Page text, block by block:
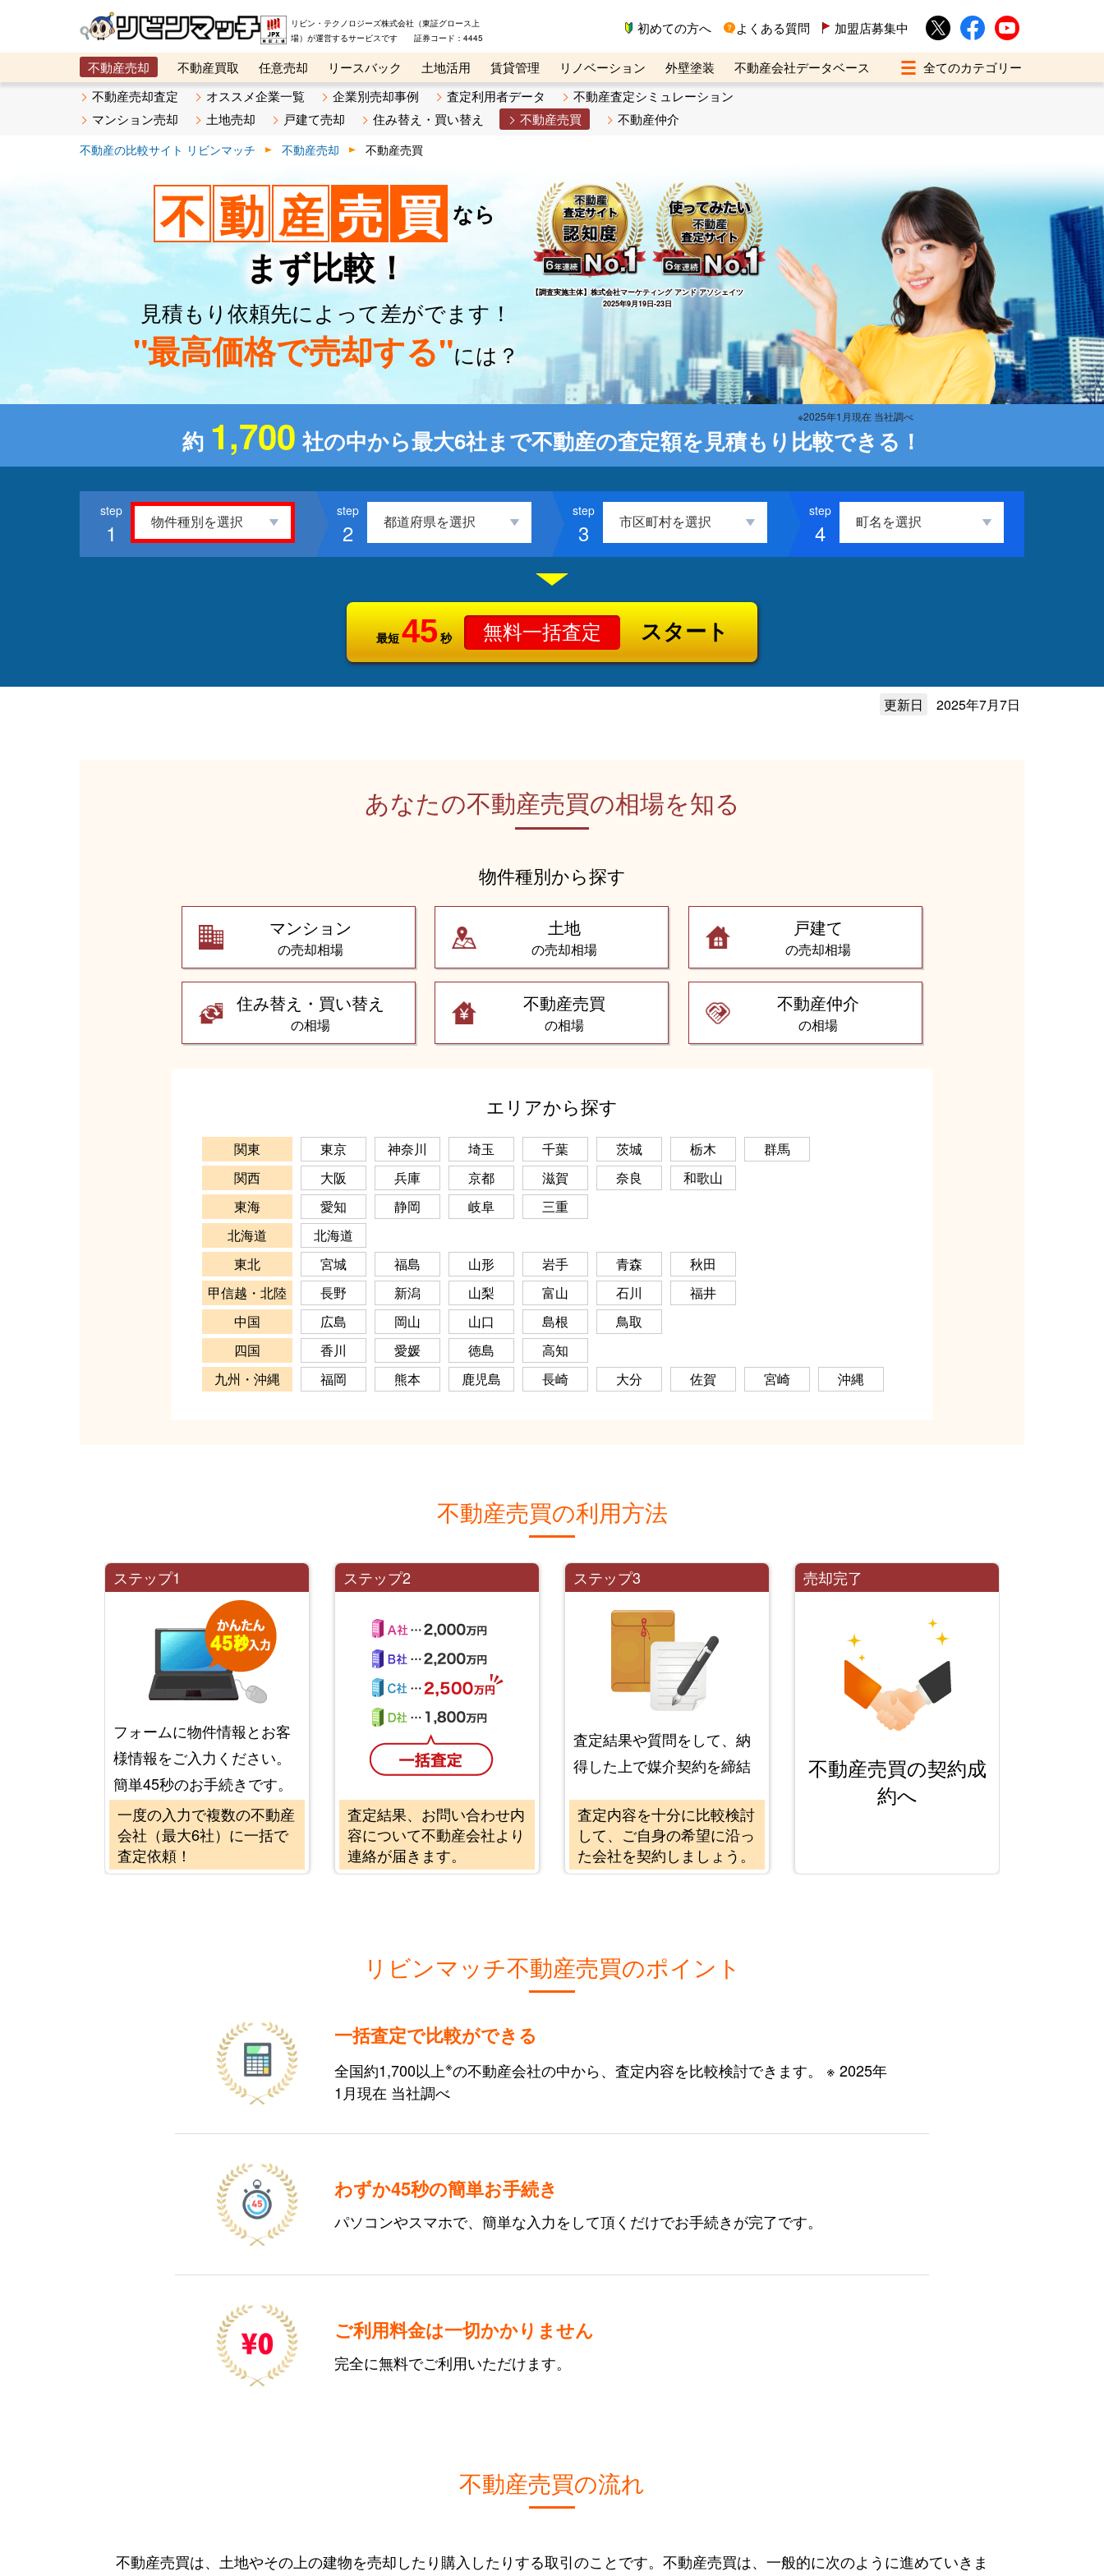
リビン・テクノロジーズ株式会社（東証グロース上
場）が運営するサービスです 証券コード：4445
初めての方へ よくある質問 加盟店募集中
不動産売却 不動産買取 任意売却 リースバック 土地活用 賃貸管理 リノベーション 外壁塗装
不動産会社データベース
メタ住宅展示場
ベスト不動産カンパニー オンライン講座 リビンマガジンBiz 不動産売却ご相談デスク
不動産売却査定 オススメ企業一覧 企業別売却事例 査定利用者データ
不動産査定シミュレーション
マンション売却
土地売却 戸建て売却 住み替え・買い替え 不動産売買 不動産仲介
不動産の比較サイト リビンマッチ 不動産売却 不動産売買
不 動 産 売 買 なら
まず比較！
見積もり依頼先によって差がでます！
"最高価格で売却する"には？
【調査実施主体】株式会社マーケティング アンド アソシェイツ
2025年9月19日-23日
約 1,700 社の中から最大6社まで不動産の査定額を見積もり比較できる！
※2025年1月現在 当社調べ
1 2 3 4
最短45 秒 無料一括査定 スタート
更新日 2025年7月7日
あなたの不動産売買の相場を知る
物件種別から探す
マンション
の売却相場
土地
の売却相場
戸建て
の売却相場
住み替え・買い替え
の相場
不動産売買
の相場
不動産仲介
の相場
エリアから探す
関東 東京 神奈川 埼玉 千葉 茨城 栃木
群馬
関西
大阪 兵庫 京都 滋賀 奈良
和歌山
東海
愛知 静岡 岐阜
三重
北海道
北海道
東北
宮城 福島 山形 岩手 青森
秋田
甲信越・北陸
長野 新潟 山梨 富山 石川
福井
中国
広島 岡山 山口 島根
鳥取
四国
香川 愛媛 徳島
高知
九州・沖縄
福岡 熊本 鹿児島 長崎 大分 佐賀 宮崎 沖縄
不動産売買の利用方法
ステップ1
フォームに物件情報とお客
様情報をご入力ください。
簡単45秒のお手続きです。
一度の入力で複数の不動産
会社（最大6社）に一括で
査定依頼！
ステップ2
査定結果、お問い合わせ内
容について不動産会社より
連絡が届きます。
ステップ3
査定結果や質問をして、納
得した上で媒介契約を締結
査定内容を十分に比較検討
して、ご自身の希望に沿っ
た会社を契約しましょう。
売却完了
不動産売買の契約成
約へ
リビンマッチ不動産売買のポイント
一括査定で比較ができる
全国約1,700以上※の不動産会社の中から、査定内容を比較検討できます。 ※ 2025年
1月現在 当社調べ
わずか45秒の簡単お手続き
パソコンやスマホで、簡単な入力をして頂くだけでお手続きが完了です。
ご利用料金は一切かかりません
完全に無料でご利用いただけます。
不動産売買の流れ
不動産売買は、土地やその上の建物を売却したり購入したりする取引のことです。不動産売買は、一般的に次のように進めていきま